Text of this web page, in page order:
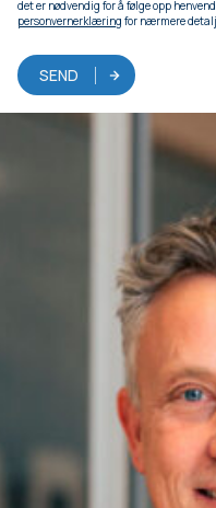
det er nødvendig for å følge opp
personvernerklæring for nærmere